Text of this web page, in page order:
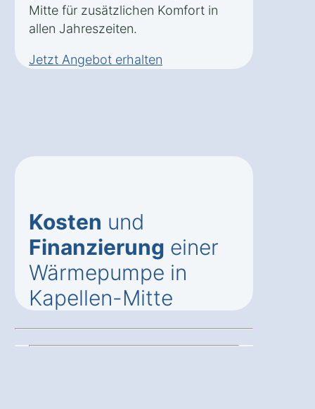
Mitte für zusätzlichen Komfort in
allen Jahreszeiten.
Jetzt Angebot erhalten
Kosten und
Finanzierung einer
Wärmepumpe in
Kapellen-Mitte